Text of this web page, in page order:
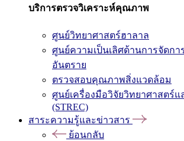
บริการตรวจวิเคราะห์คุณภาพ
ศูนย์วิทยาศาสตร์ฮาลาล
ศูนย์ความเป็นเลิศด้านการจัดกา
อันตราย
ตรวจสอบคุณภาพสิ่งแวดล้อม
ศูนย์เครื่องมือวิจัยวิทยาศาสตร์แ
(STREC)
สาระความรู้และข่าวสาร
ย้อนกลับ